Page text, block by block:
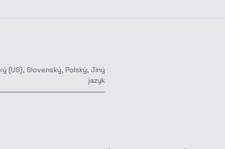
(US), Slovenský, Polský, Jiný
jazyk